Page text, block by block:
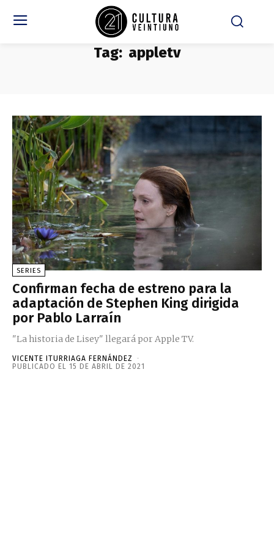
Tag: appletv
SERIES
Confirman fecha de estreno para la
adaptación de Stephen King dirigida
por Pablo Larraín
"La historia de Lisey" llegará por Apple TV.
VICENTE ITURRIAGA FERNÁNDEZ
-
PUBLICADO EL 15 DE ABRIL DE 2021